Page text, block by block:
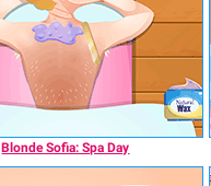
Blonde Sofia: Spa Day